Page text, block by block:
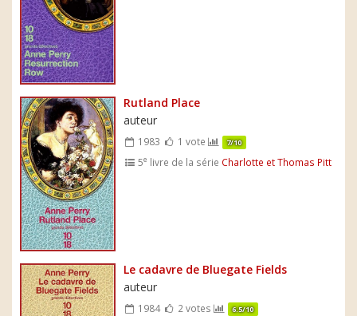
Rutland Place
auteur
1983 1 vote 7/10
5e livre de la série Charlotte et Thomas Pitt
Le cadavre de Bluegate Fields
auteur
1984 2 votes 6.5/10